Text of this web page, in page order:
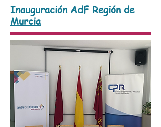
Inauguración AdF Región de
Murcia